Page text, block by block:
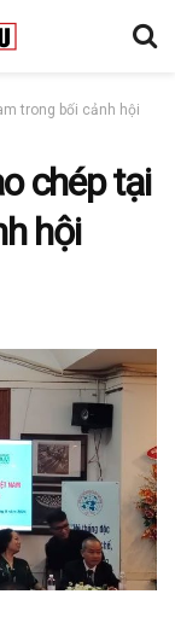
trong bối cảnh hội
chép tại
hội